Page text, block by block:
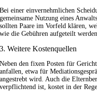
Bei einer einvernehmlichen
gemeinsame Nutzung eines
sollten Paare im Vorfeld klären,
wie die Gebühren aufgeteilt
3. Weitere Kostenquellen
Neben den fixen Posten für
anfallen, etwa für
angestrebt wird. Auch die
verpflichtend ist, kostet in der